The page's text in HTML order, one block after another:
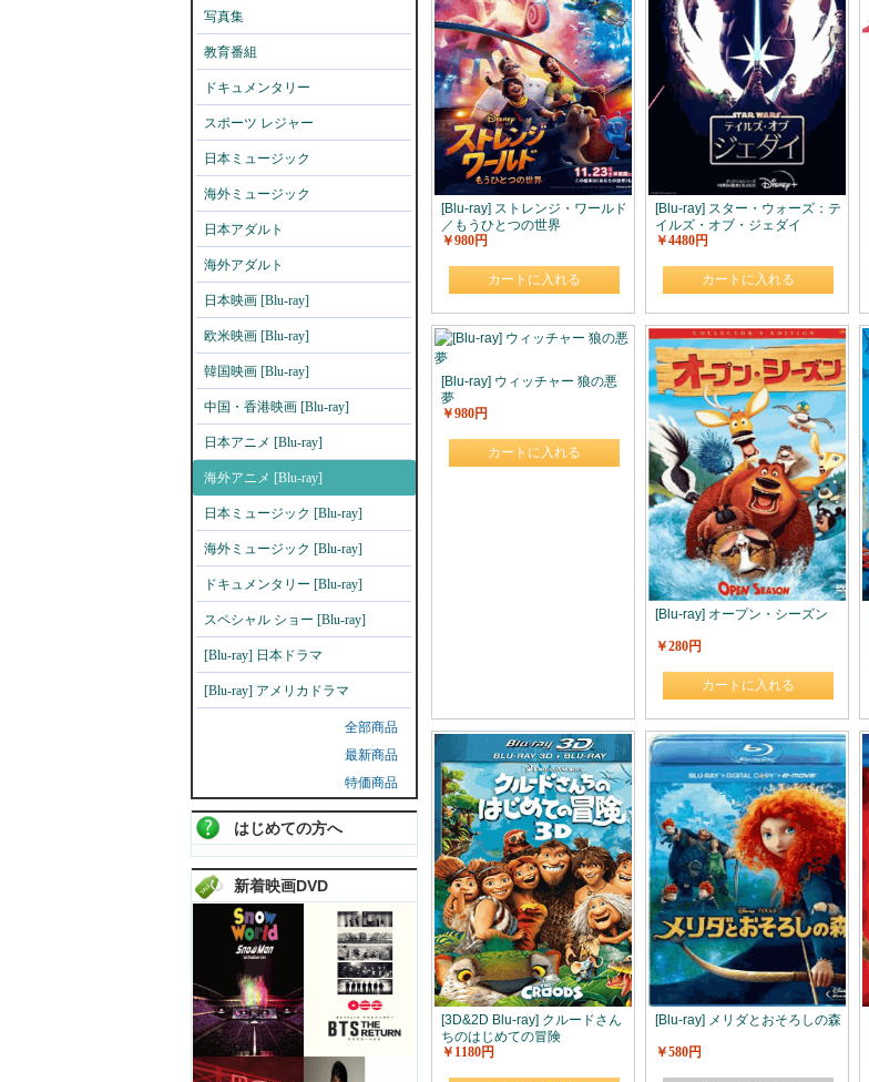
写真集
教育番組
ドキュメンタリー
スポーツ レジャー
日本ミュージック
海外ミュージック
日本アダルト
海外アダルト
日本映画 [Blu-ray]
欧米映画 [Blu-ray]
韓国映画 [Blu-ray]
中国・香港映画 [Blu-ray]
日本アニメ [Blu-ray]
海外アニメ [Blu-ray]
日本ミュージック [Blu-ray]
海外ミュージック [Blu-ray]
ドキュメンタリー [Blu-ray]
スペシャル ショー [Blu-ray]
[Blu-ray] 日本ドラマ
[Blu-ray] アメリカドラマ
全部商品
最新商品
特価商品
はじめての方へ
新着映画DVD
[Blu-ray] ストレンジ・ワールド
／もうひとつの世界
￥980円
カートに入れる
[Blu-ray] スター・ウォーズ：テ
イルズ・オブ・ジェダイ
￥4480円
カートに入れる
[Blu-ray] ウィッチャー 狼の悪
夢
￥980円
カートに入れる
[Blu-ray] オープン・シーズン
￥280円
カートに入れる
[3D&2D Blu-ray] クルードさん
ちのはじめての冒険
￥1180円
[Blu-ray] メリダとおそろしの森
￥580円